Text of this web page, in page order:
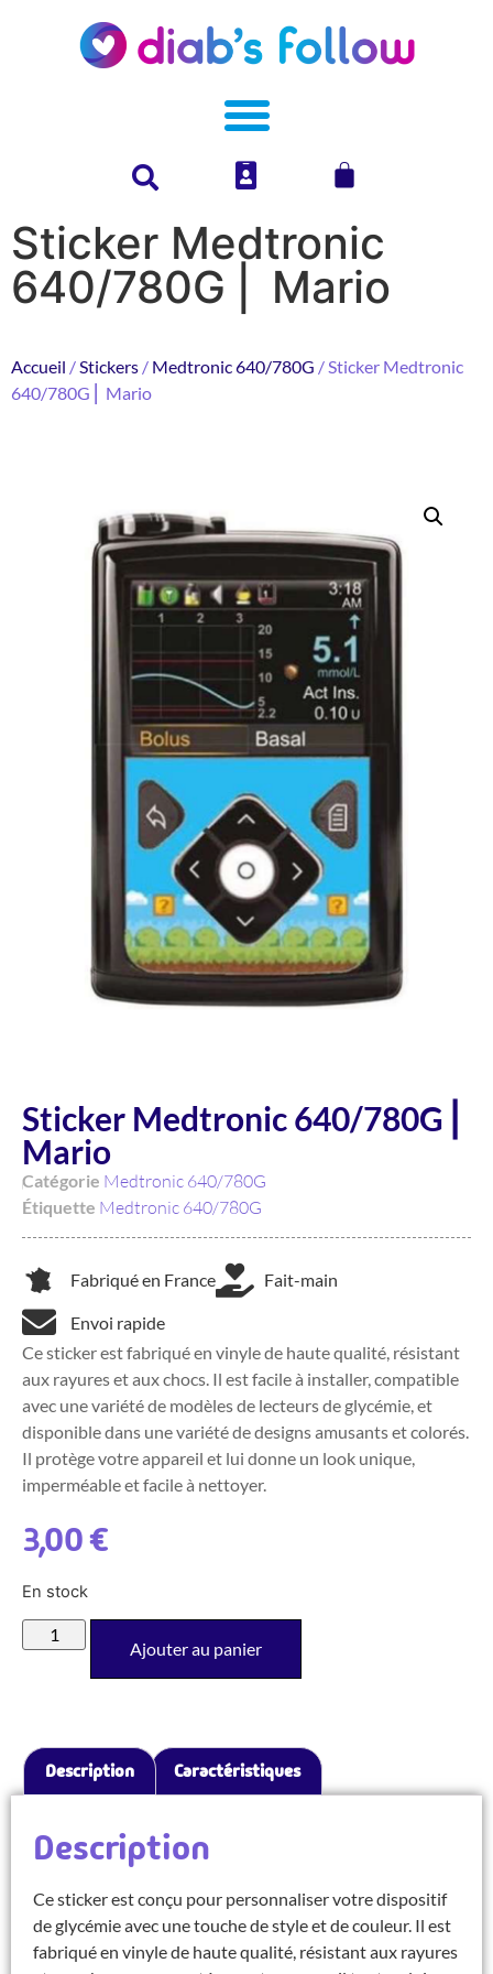
Sticker Medtronic
640/780G ⎜ Mario
Accueil /Stickers / Medtronic 640/780G / Sticker Medtronic
640/780G ⎜ Mario
Sticker Medtronic 640/780G ⎜
Mario
Catégorie Medtronic 640/780G
Étiquette Medtronic 640/780G
Fabriqué en France Fait-main
Envoi rapide
Ce sticker est fabriqué en vinyle de haute qualité, résistant
aux rayures et aux chocs. Il est facile à installer, compatible
avec une variété de modèles de lecteurs de glycémie, et
disponible dans une variété de designs amusants et colorés.
Il protège votre appareil et lui donne un look unique,
imperméable et facile à nettoyer.
3,00€
En stock
Ajouter au panier
Description Caractéristiques
Description
Ce sticker est conçu pour personnaliser votre dispositif
de glycémie avec une touche de style et de couleur. Il est
fabriqué en vinyle de haute qualité, résistant aux rayures